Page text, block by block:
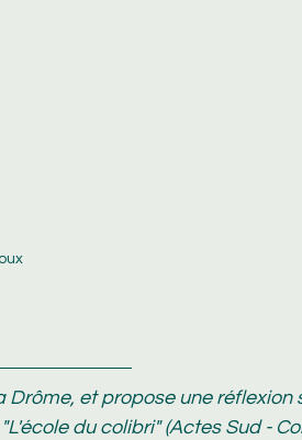
et propose une réflexion
du colibri" (Actes Sud -